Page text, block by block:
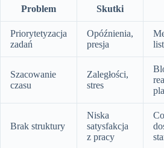
Problem Skutki
Priorytetyzacja
zadań
Opóźnienia,
presja
Szacowanie
czasu
Zaległości,
stres
Brak struktury
Niska
satysfakcja
z pracy